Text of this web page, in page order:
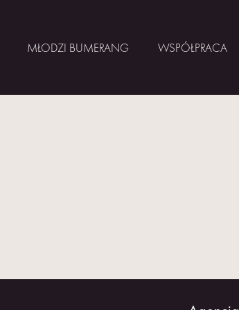
MŁODZI BUMERANG WSPÓŁPRACA